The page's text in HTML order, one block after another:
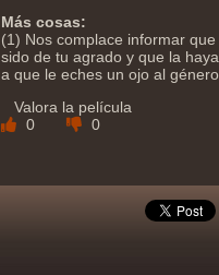
Más cosas:
(1) Nos complace informar
sido de tu agrado y que la
a que le eches un ojo al
Valora la película
0
0